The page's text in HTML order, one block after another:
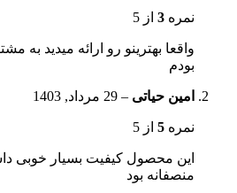
نمره 3 از 5
واقعا بهترینو رو ارائه میدید به
بودم
امین حیاتی – 29 مرداد, 1403
نمره 5 از 5
این محصول کیفیت بسیار خوبی
منصفانه بود